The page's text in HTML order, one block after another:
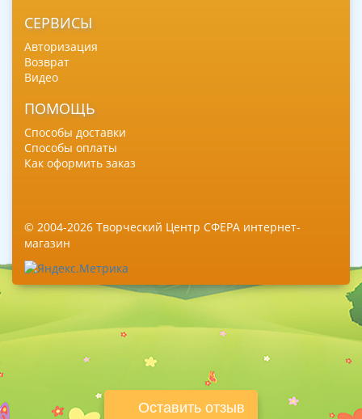
Оставить отзыв
СЕРВИСЫ
Авторизация
Возврат
Видео
ПОМОЩЬ
Способы доставки
Способы оплаты
Как оформить заказ
© 2004-2026 Творческий Центр СФЕРА интернет-
магазин